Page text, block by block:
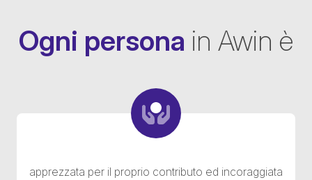
Ogni persona in Awin è
apprezzata per il proprio contributo ed incoraggiata